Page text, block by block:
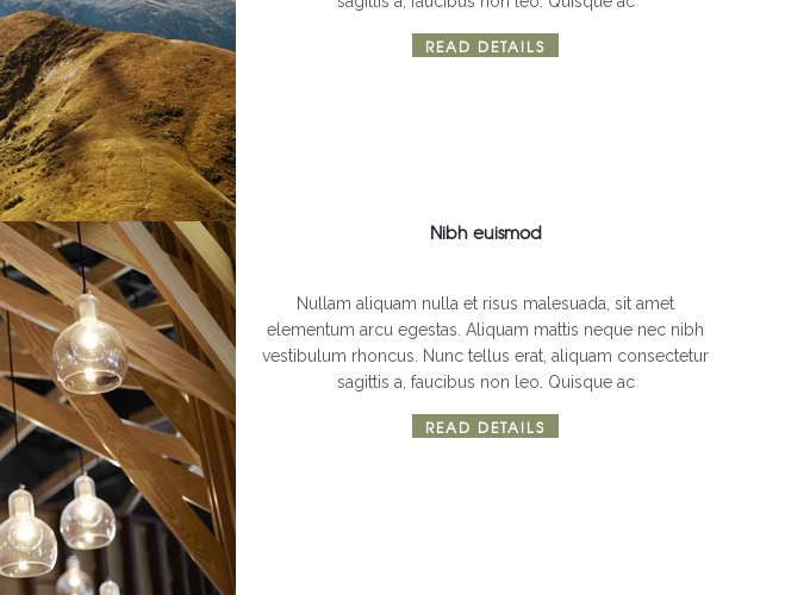
READ DETAILS
Nibh euismod
Nullam aliquam nulla et risus malesuada, sit amet
elementum arcu egestas. Aliquam mattis neque nec nibh
vestibulum rhoncus. Nunc tellus erat, aliquam consectetur
sagittis a, faucibus non leo. Quisque ac
READ DETAILS